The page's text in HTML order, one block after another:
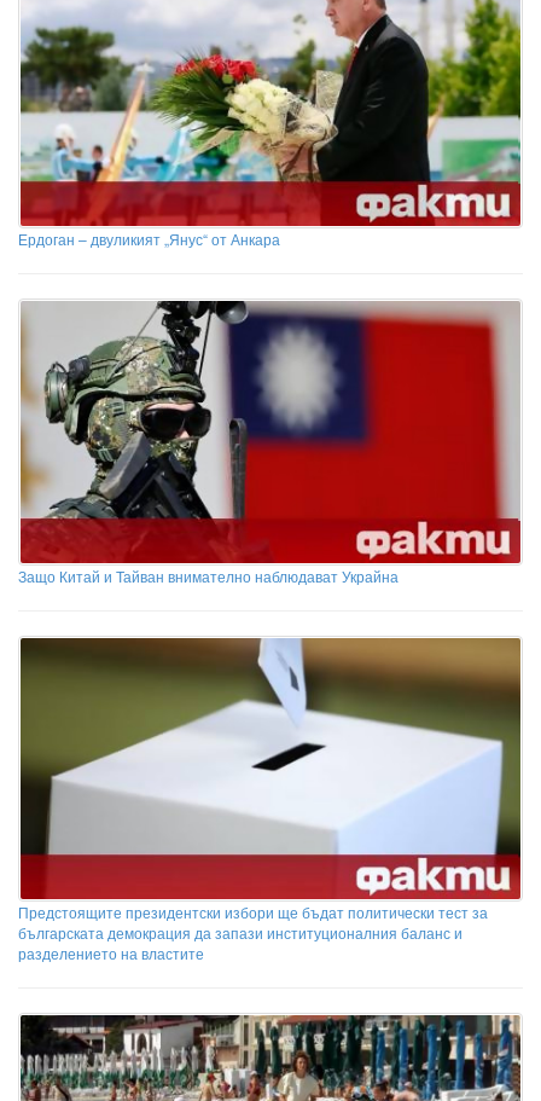
Ердоган – двуликият „Янус“ от Анкара
Защо Китай и Тайван внимателно наблюдават Украйна
Предстоящите президентски избори ще бъдат политически тест за
българската демокрация да запази институционалния баланс и
разделението на властите